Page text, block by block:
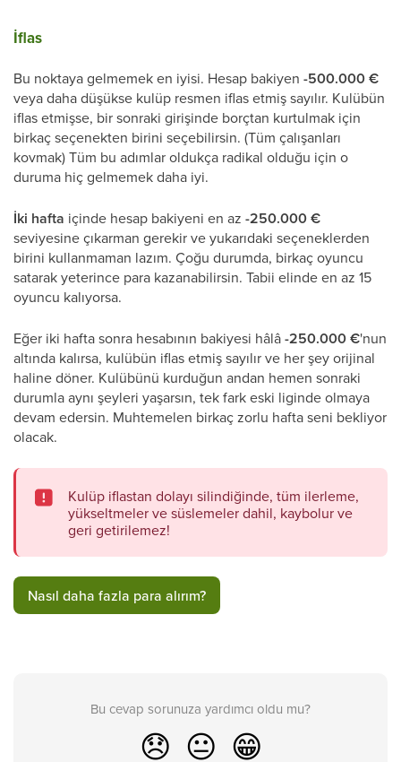
İflas
Bu noktaya gelmemek en iyisi. Hesap bakiyen -500.000 €
veya daha düşükse kulüp resmen iflas etmiş sayılır. Kulübün
iflas etmişse, bir sonraki girişinde borçtan kurtulmak için
birkaç seçenekten birini seçebilirsin. (Tüm çalışanları
kovmak) Tüm bu adımlar oldukça radikal olduğu için o
duruma hiç gelmemek daha iyi.
İki hafta içinde hesap bakiyeni en az -250.000 €
seviyesine çıkarman gerekir ve yukarıdaki seçeneklerden
birini kullanmaman lazım. Çoğu durumda, birkaç oyuncu
satarak yeterince para kazanabilirsin. Tabii elinde en az 15
oyuncu kalıyorsa.
Eğer iki hafta sonra hesabının bakiyesi hâlâ-250.000 €'nun
altında kalırsa, kulübün iflas etmiş sayılır ve her şey orijinal
haline döner. Kulübünü kurduğun andan hemen sonraki
durumla aynı şeyleri yaşarsın, tek fark eski liginde olmaya
devam edersin. Muhtemelen birkaç zorlu hafta seni bekliyor
olacak.
Kulüp iflastan dolayı silindiğinde, tüm ilerleme,
yükseltmeler ve süslemeler dahil, kaybolur ve
geri getirilemez!
Nasıl daha fazla para alırım?
Bu cevap sorunuza yardımcı oldu mu?
😞 😐 😁